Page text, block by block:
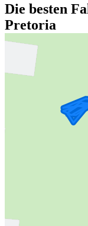
Die besten
Pretoria